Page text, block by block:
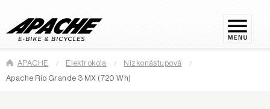
APACHE Elektrokola Nízkonástupová
Apache Rio Grande 3 MX (720 Wh)